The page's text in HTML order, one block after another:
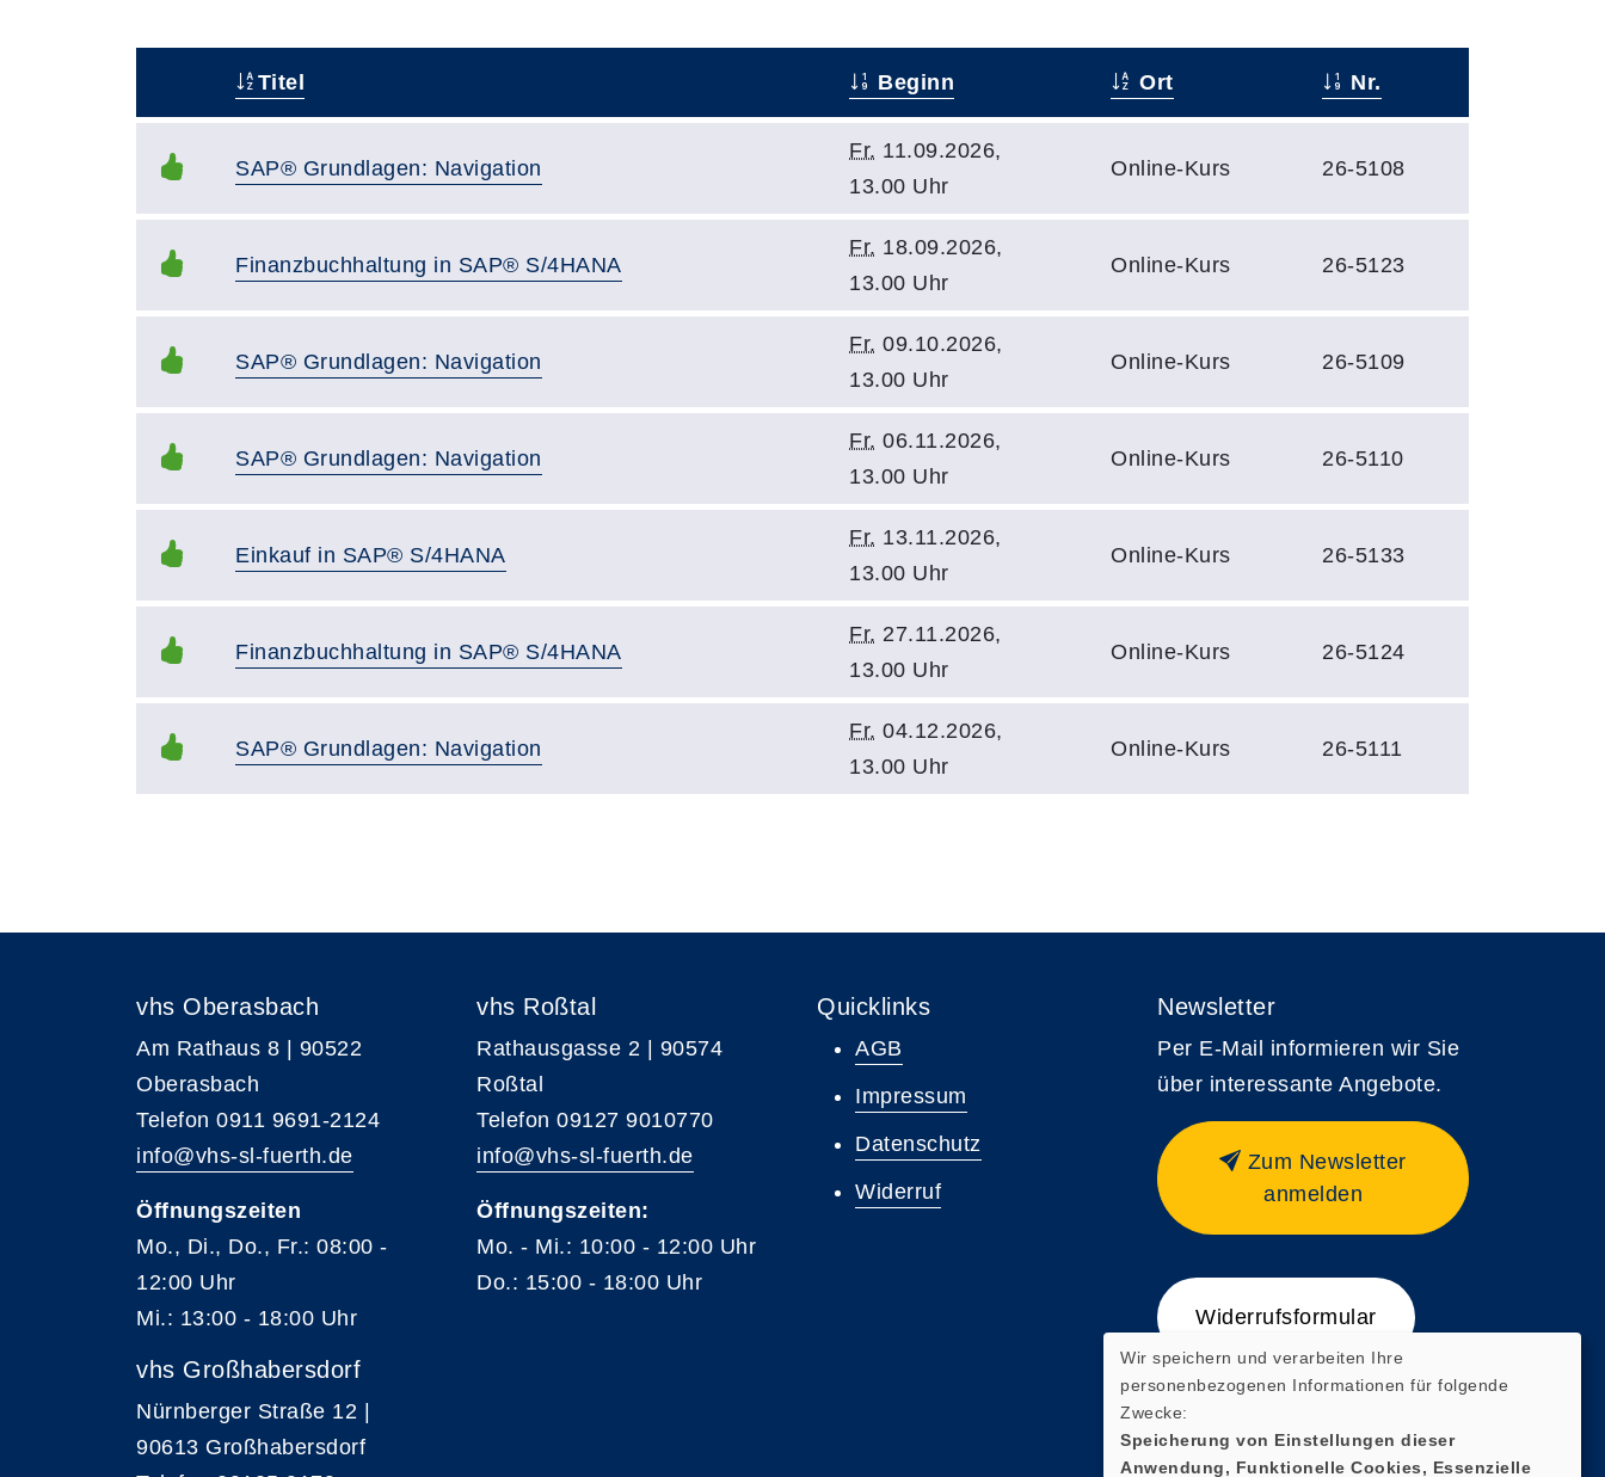
Titel Beginn Ort Nr.
SAP® Grundlagen: Navigation
Fr. 11.09.2026,
13.00 Uhr
Online-Kurs 26-5108
Finanzbuchhaltung in SAP® S/4HANA
Fr. 18.09.2026,
13.00 Uhr
Online-Kurs 26-5123
SAP® Grundlagen: Navigation
Fr. 09.10.2026,
13.00 Uhr
Online-Kurs 26-5109
SAP® Grundlagen: Navigation
Fr. 06.11.2026,
13.00 Uhr
Online-Kurs 26-5110
Einkauf in SAP® S/4HANA
Fr. 13.11.2026,
13.00 Uhr
Online-Kurs 26-5133
Finanzbuchhaltung in SAP® S/4HANA
Fr. 27.11.2026,
13.00 Uhr
Online-Kurs 26-5124
SAP® Grundlagen: Navigation
Fr. 04.12.2026,
13.00 Uhr
Online-Kurs 26-5111
vhs Oberasbach
Am Rathaus 8 | 90522
Oberasbach
Telefon 0911 9691-2124
info@vhs-sl-fuerth.de
Öffnungszeiten
Mo., Di., Do., Fr.: 08:00 -
12:00 Uhr
Mi.: 13:00 - 18:00 Uhr
vhs Großhabersdorf
Nürnberger Straße 12 |
90613 Großhabersdorf
vhs Roßtal
Rathausgasse 2 | 90574
Roßtal
Telefon 09127 9010770
info@vhs-sl-fuerth.de
Öffnungszeiten:
Mo. - Mi.: 10:00 - 12:00 Uhr
Do.: 15:00 - 18:00 Uhr
Quicklinks
AGB
Impressum
Datenschutz
Widerruf
Newsletter
Per E-Mail informieren wir Sie
über interessante Angebote.
Zum Newsletter
anmelden
Widerrufsformular
Wir speichern und verarbeiten Ihre
personenbezogenen Informationen für folgende
Zwecke:
Speicherung von Einstellungen dieser
Anwendung, Funktionelle Cookies, Essenzielle